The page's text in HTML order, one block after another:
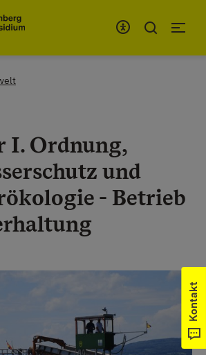
Kontakt
I. Ordnung,
und
- Betrieb